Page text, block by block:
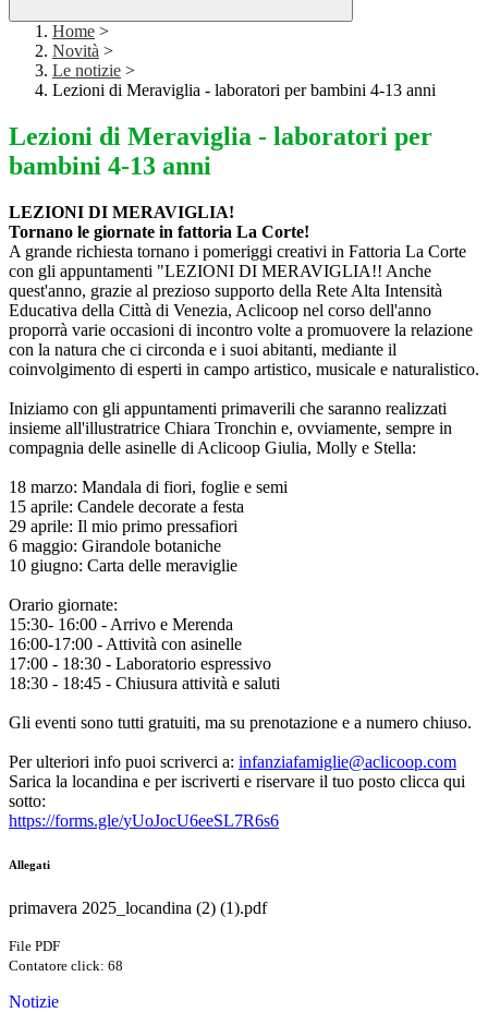
Home >
Novità >
Le notizie >
Lezioni di Meraviglia - laboratori per bambini 4-13 anni
Lezioni di Meraviglia - laboratori per
bambini 4-13 anni
LEZIONI DI MERAVIGLIA!
Tornano le giornate in fattoria La Corte!
A grande richiesta tornano i pomeriggi creativi in Fattoria La Corte
con gli appuntamenti "LEZIONI DI MERAVIGLIA!! Anche
quest'anno, grazie al prezioso supporto della Rete Alta Intensità
Educativa della Città di Venezia, Aclicoop nel corso dell'anno
proporrà varie occasioni di incontro volte a promuovere la relazione
con la natura che ci circonda e i suoi abitanti, mediante il
coinvolgimento di esperti in campo artistico, musicale e naturalistico.
Iniziamo con gli appuntamenti primaverili che saranno realizzati
insieme all'illustratrice Chiara Tronchin e, ovviamente, sempre in
compagnia delle asinelle di Aclicoop Giulia, Molly e Stella:
18 marzo: Mandala di fiori, foglie e semi
15 aprile: Candele decorate a festa
29 aprile: Il mio primo pressafiori
6 maggio: Girandole botaniche
10 giugno: Carta delle meraviglie
Orario giornate:
15:30- 16:00 - Arrivo e Merenda
16:00-17:00 - Attività con asinelle
17:00 - 18:30 - Laboratorio espressivo
18:30 - 18:45 - Chiusura attività e saluti
Gli eventi sono tutti gratuiti, ma su prenotazione e a numero chiuso.
Per ulteriori info puoi scriverci a: infanziafamiglie@aclicoop.com
Sarica la locandina e per iscriverti e riservare il tuo posto clicca qui
sotto:
https://forms.gle/yUoJocU6eeSL7R6s6
Allegati
primavera 2025_locandina (2) (1).pdf
File PDF
Contatore click: 68
Notizie